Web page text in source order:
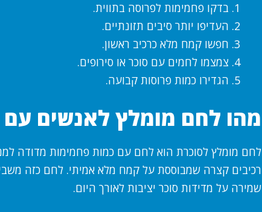
בדקו פחמימות לפרוסה בתווית.
העדיפו יותר סיבים תזונתיים.
חפשו קמח מלא כרכיב ראשון.
צמצמו לחמים עם סוכר או סירופים.
הגדירו כמות פרוסות קבועה.
מהו לחם מומלץ לאנשים עם
לחם מומלץ לסוכרת הוא לחם עם כמות פחמימות מדודה
רכיבים קצרה שמבוססת על קמח מלא אמיתי. לחם כזה
שמירה על מדידות סוכר יציבות לאורך היום.